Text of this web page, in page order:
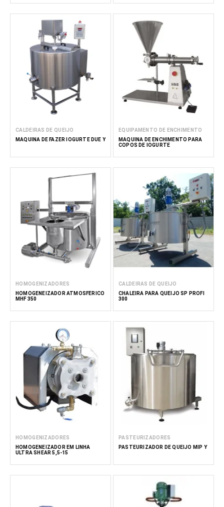
CALDEIRAS DE QUEIJO
MÁQUINA DE FAZER IOGURTE DUE Y
EQUIPAMENTO DE ENCHIMENTO
MÁQUINA DE ENCHIMENTO PARA
COPOS DE IOGURTE
HOMOGENIZADORES
HOMOGENEIZADOR ATMOSFÉRICO
MHF 350
CALDEIRAS DE QUEIJO
CHALEIRA PARA QUEIJO SP PROFI
300
HOMOGENIZADORES
HOMOGENEIZADOR EM LINHA
ULTRA SHEAR 5,5-15
PASTEURIZADORES
PASTEURIZADOR DE QUEIJO MIP Y